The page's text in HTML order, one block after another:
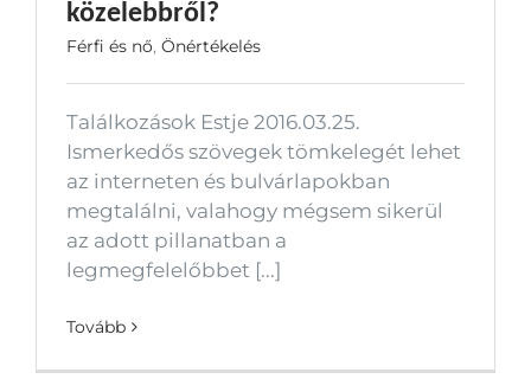
közelebbről?
Férfi és nő, Önértékelés
Találkozások Estje 2016.03.25.
Ismerkedős szövegek tömkelegét lehet
az interneten és bulvárlapokban
megtalálni, valahogy mégsem sikerül
az adott pillanatban a
legmegfelelőbbet [...]
Tovább